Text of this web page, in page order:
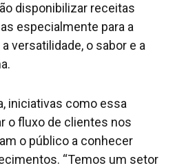
disponibilizar receitas
especialmente para a
versatilidade, o sabor e a
iniciativas como essa
o fluxo de clientes nos
o público a conhecer
“Temos um setor